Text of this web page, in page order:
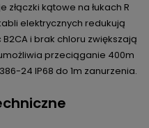
złączki kątowe na łukach R
elektrycznych redukują
i brak chloru zwiększają
przeciąganie 400m
24 IP68 do 1m zanurzenia.